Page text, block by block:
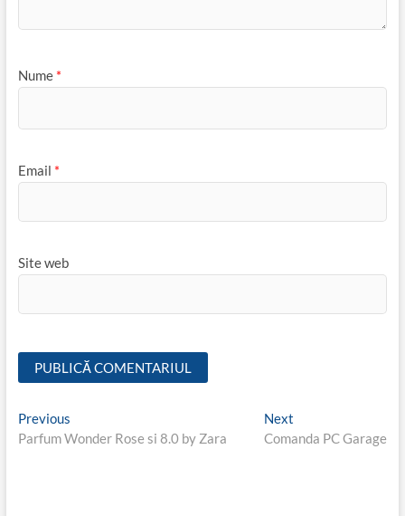
Nume *
Email *
Site web
Navigare
în
PreviousPrevious
post:
Parfum Wonder Rose si 8.0 by Zara
Next
post:
Comanda PC Garage